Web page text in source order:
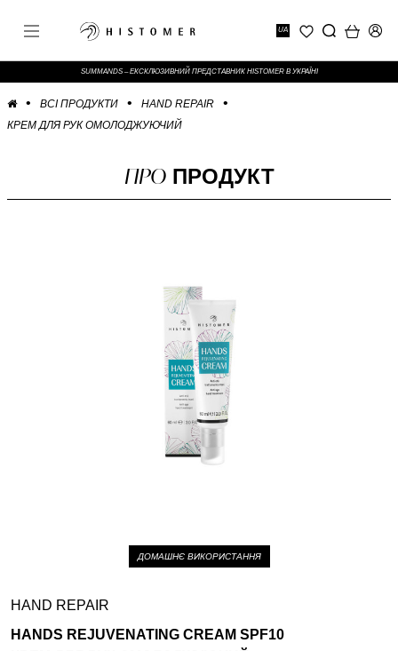
UA
SUMMANDS – ЕКСКЛЮЗИВНИЙ ПРЕДСТАВНИК HISTOMER В УКРАЇНІ
ВСІ ПРОДУКТИ
HAND REPAIR
КРЕМ ДЛЯ РУК ОМОЛОДЖУЮЧИЙ
ПРОПРОДУКТ
ДОМАШНЄ ВИКОРИСТАННЯ
HAND REPAIR
HANDS REJUVENATING CREAM SPF10